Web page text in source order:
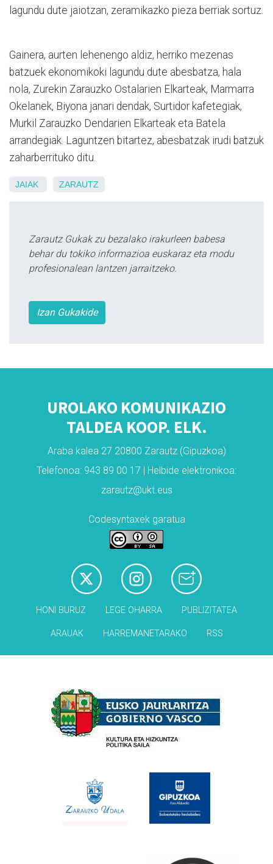
lagundu dute jaiotzan, zeramikazko pieza berriak sortuz.
Gainera, aurten lehenengo aldiz, herriko mezenas
batzuek ekonomikoki lagundu dute abesbatza, hala
nola, Zurekin Zarauzko Ostalarien Elkarteak, Marmarra
Okelanek, Biyona janari dendak, Surtidor kafetegiak,
Murkil Zarauzko Dendarien Elkarteak eta Batela
arrandegiak. Laguntzen bitartez, abesbatzak irudi batzuk
zaharberrituko ditu.
JAIAK ZARAUTZ
Zarautz Gukak zu bezalako irakurleen babesa
behar du tokiko informazioa euskaraz eta modu
profesionalean lantzen jarraitzeko.
Izan Gukakide
UROLAKO KOMUNIKAZIO
TALDEA KOOP. ELK.
Araba kalea 27 20800 Zarautz (Gipuzkoa)
Telefonoa: 943 89 00 17 | Helbide elektronikoa:
zarautz@ukt.eus
Codesyntaxek garatua
HONI BURUZ LEGE OHARRA PUBLIZITATEA
ARAUAK HARREMANETARAKO RSS